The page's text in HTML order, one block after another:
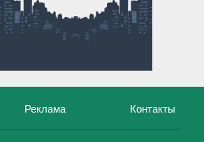
Реклама Контакты